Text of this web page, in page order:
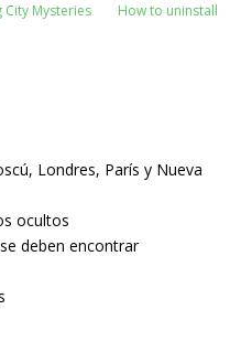
Mysteries
How to uninstall
Londres, París y Nueva
ocultos
deben encontrar